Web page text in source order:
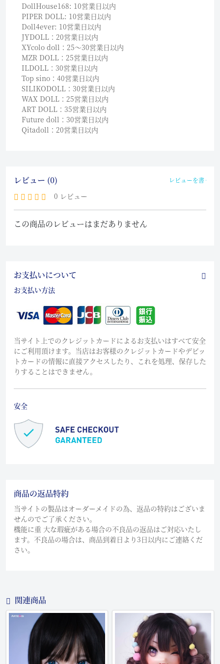
DollHouse168: 10営業日以内
PIPER DOLL: 10営業日以内
Doll4ever: 10営業日以内
JYDOLL：20営業日以内
XYcolo doll：25〜30営業日以内
MZR DOLL：25営業日以内
ILDOLL：30営業日以内
Top sino：40営業日以内
SILIKODOLL：30営業日以内
WAX DOLL：25営業日以内
ART DOLL：35営業日以内
Future doll：30営業日以内
Qitadoll：20営業日以内
レビュー (0) レビューを書く
0 レビュー
この商品のレビューはまだありません
お支払いについて
お支払い方法
当サイト上でのクレジットカードによるお支払いはすべて安全
にご利用頂けます。当店はお客様のクレジットカードやデビッ
トカードの情報に直接アクセスしたり、これを処理、保存した
りすることはできません。
安全
商品の返品特約
当サイトの製品はオーダーメイドの為、返品の特約はございま
せんのでご了承ください。
機能に重 大な瑕疵がある場合の不良品の返品はご対応いたし
ます。不良品の場合は、商品到着日より3日以内にご連絡くだ
さい。
関連商品